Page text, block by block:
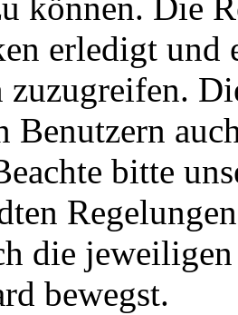
können. Die
erledigt und
zuzugreifen.
Benutzern
bitte
die
bewegst.